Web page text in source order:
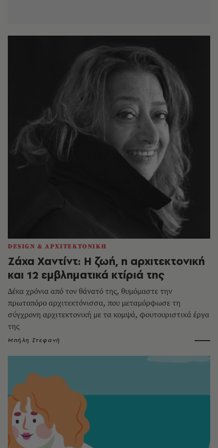
DESIGN & ΑΡΧΙΤΕΚΤΟΝΙΚΗ
Ζάχα Χαντίντ: Η ζωή, η αρχιτεκτονική
και 12 εμβληματικά κτίριά της
Δέκα χρόνια από τον θάνατό της, θυμόμαστε την
πρωτοπόρο αρχιτεκτόνισσα, που μεταμόρφωσε τη
σύγχρονη αρχιτεκτονική με τα κομψά, φουτουριστικά έργα
της
Μπήλη Στεφανή